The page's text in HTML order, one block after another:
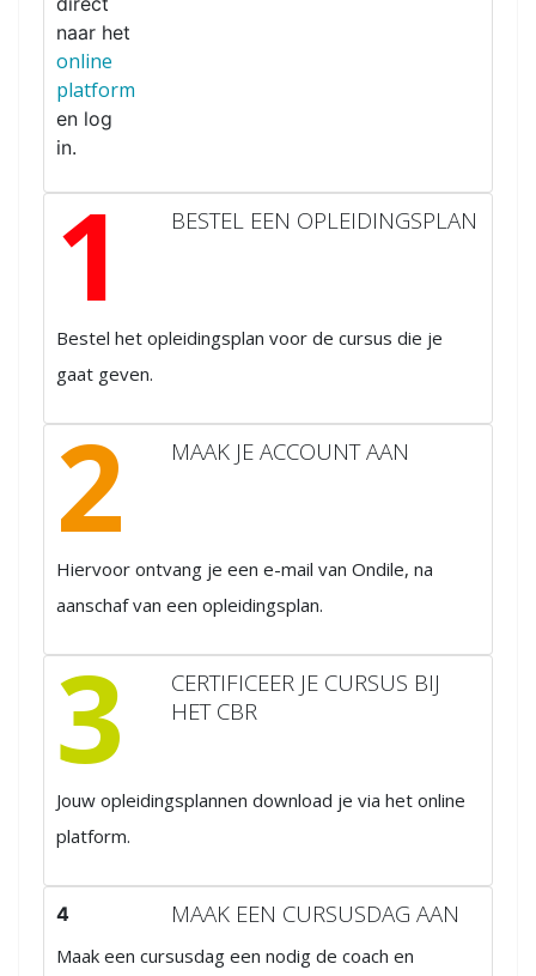
naar het
online
platform
en log
in.
1 BESTEL EEN OPLEIDINGSPLAN
Bestel het opleidingsplan voor de cursus die je
gaat geven.
2 MAAK JE ACCOUNT AAN
Hiervoor ontvang je een e-mail van Ondile, na
aanschaf van een opleidingsplan.
3
CERTIFICEER JE CURSUS BIJ
HET CBR
Jouw opleidingsplannen download je via het online
platform.
4 MAAK EEN CURSUSDAG AAN
Maak een cursusdag een nodig de coach en